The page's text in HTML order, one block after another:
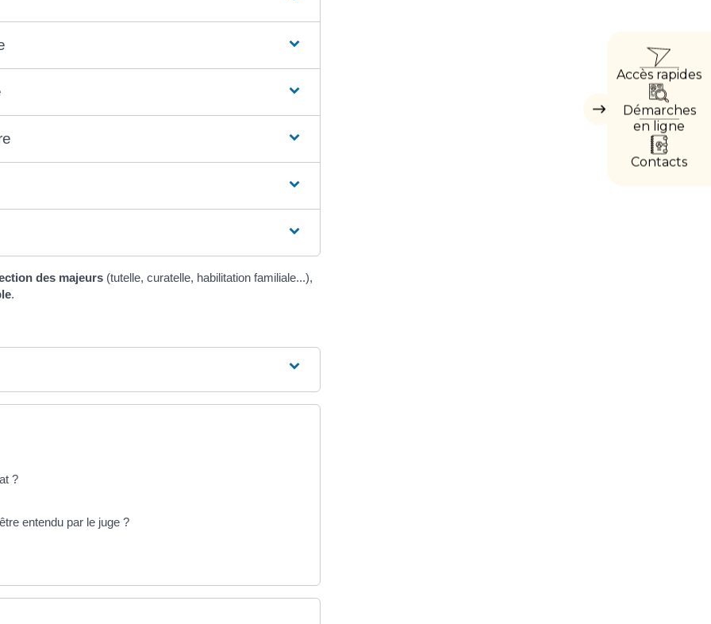
Masquer
Accès rapides
Démarches
en ligne
Contacts
des majeurs (tutelle, curatelle, habilitation familiale...),
.
?
entendu par le juge ?